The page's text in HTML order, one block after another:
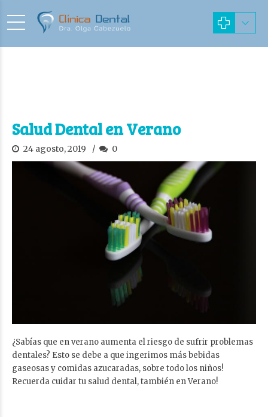
Salud Dental en Verano
24 agosto, 2019 0
¿Sabías que en verano aumenta el riesgo de sufrir problemas
dentales? Esto se debe a que ingerimos más bebidas
gaseosas y comidas azucaradas, sobre todo los niños!
Recuerda cuidar tu salud dental, también en Verano!